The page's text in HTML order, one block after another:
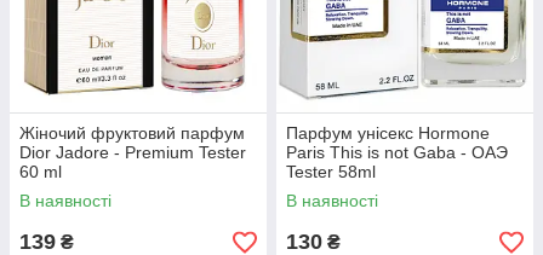
Жіночий фруктовий парфум
Dior Jadore - Premium Tester
60 ml
В наявності
139 ₴
Парфум унісекс Hormone
Paris This is not Gaba - ОАЭ
Tester 58ml
В наявності
130 ₴